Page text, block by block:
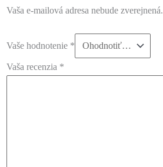
Vaša e-mailová adresa nebude zverejnená.
Vaše hodnotenie *
Vaša recenzia *